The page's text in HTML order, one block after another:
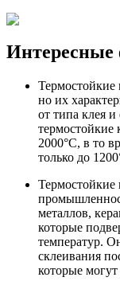
но их
от типа клея
термостойкие
2000°C, в то
только до
Термостойкие
металлов,
которые
температур.
склеивания
которые могут